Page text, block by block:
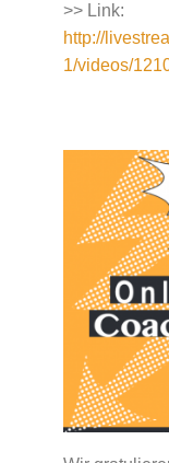
>> Link:
http://
1/videos/